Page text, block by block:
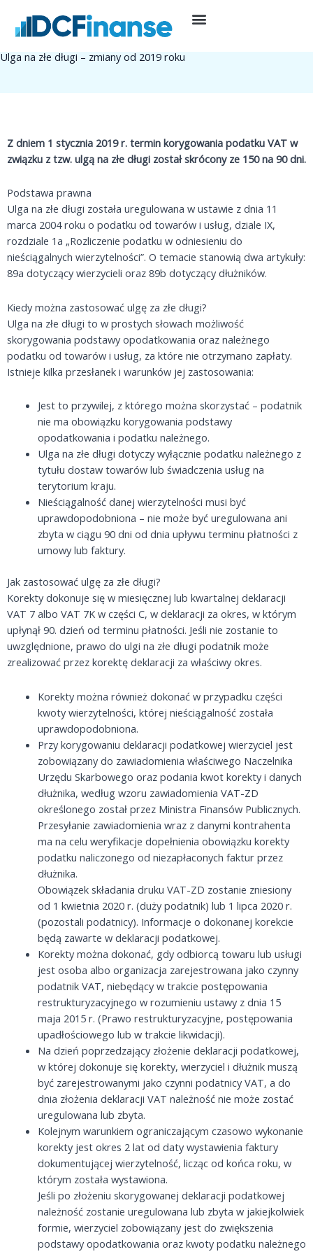
treści
25 listopada, 2021
Artykuły eksperckie,Podatki, Prowadzenie działalności
Ulga na złe długi – zmiany od 2019 roku
Z dniem 1 stycznia 2019 r. termin korygowania podatku VAT w
związku z tzw. ulgą na złe długi został skrócony ze 150 na 90 dni.
Podstawa prawna
Ulga na złe długi została uregulowana w ustawie z dnia 11
marca 2004 roku o podatku od towarów i usług, dziale IX,
rozdziale 1a „Rozliczenie podatku w odniesieniu do
nieściągalnych wierzytelności”. O temacie stanowią dwa artykuły:
89a dotyczący wierzycieli oraz 89b dotyczący dłużników.
Kiedy można zastosować ulgę za złe długi?
Ulga na złe długi to w prostych słowach możliwość
skorygowania podstawy opodatkowania oraz należnego
podatku od towarów i usług, za które nie otrzymano zapłaty.
Istnieje kilka przesłanek i warunków jej zastosowania:
Jest to przywilej, z którego można skorzystać – podatnik
nie ma obowiązku korygowania podstawy
opodatkowania i podatku należnego.
Ulga na złe długi dotyczy wyłącznie podatku należnego z
tytułu dostaw towarów lub świadczenia usług na
terytorium kraju.
Nieściągalność danej wierzytelności musi być
uprawdopodobniona – nie może być uregulowana ani
zbyta w ciągu 90 dni od dnia upływu terminu płatności z
umowy lub faktury.
Jak zastosować ulgę za złe długi?
Korekty dokonuje się w miesięcznej lub kwartalnej deklaracji
VAT 7 albo VAT 7K w części C, w deklaracji za okres, w którym
upłynął 90. dzień od terminu płatności. Jeśli nie zostanie to
uwzględnione, prawo do ulgi na złe długi podatnik może
zrealizować przez korektę deklaracji za właściwy okres.
Korekty można również dokonać w przypadku części
kwoty wierzytelności, której nieściągalność została
uprawdopodobniona.
Przy korygowaniu deklaracji podatkowej wierzyciel jest
zobowiązany do zawiadomienia właściwego Naczelnika
Urzędu Skarbowego oraz podania kwot korekty i danych
dłużnika, według wzoru zawiadomienia VAT-ZD
określonego został przez Ministra Finansów Publicznych.
Przesyłanie zawiadomienia wraz z danymi kontrahenta
ma na celu weryfikacje dopełnienia obowiązku korekty
podatku naliczonego od niezapłaconych faktur przez
dłużnika.
Obowiązek składania druku VAT-ZD zostanie zniesiony
od 1 kwietnia 2020 r. (duży podatnik) lub 1 lipca 2020 r.
(pozostali podatnicy). Informacje o dokonanej korekcie
będą zawarte w deklaracji podatkowej.
Korekty można dokonać, gdy odbiorcą towaru lub usługi
jest osoba albo organizacja zarejestrowana jako czynny
podatnik VAT, niebędący w trakcie postępowania
restrukturyzacyjnego w rozumieniu ustawy z dnia 15
maja 2015 r. (Prawo restrukturyzacyjne, postępowania
upadłościowego lub w trakcie likwidacji).
Na dzień poprzedzający złożenie deklaracji podatkowej,
w której dokonuje się korekty, wierzyciel i dłużnik muszą
być zarejestrowanymi jako czynni podatnicy VAT, a do
dnia złożenia deklaracji VAT należność nie może zostać
uregulowana lub zbyta.
Kolejnym warunkiem ograniczającym czasowo wykonanie
korekty jest okres 2 lat od daty wystawienia faktury
dokumentującej wierzytelność, licząc od końca roku, w
którym została wystawiona.
Jeśli po złożeniu skorygowanej deklaracji podatkowej
należność zostanie uregulowana lub zbyta w jakiejkolwiek
formie, wierzyciel zobowiązany jest do zwiększenia
podstawy opodatkowania oraz kwoty podatku należnego